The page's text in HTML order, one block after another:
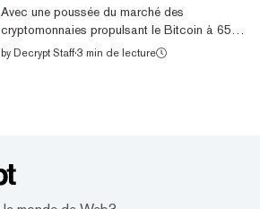
Avec une poussée du marché des
cryptomonnaies propulsant le Bitcoin à 65
000 $, à seulement 6% en dessous de son
la grenouille PEPE mène la charge, en
hausse de 35,6 % au cours des dernières 24
by Decrypt Staff·3 min de lecture